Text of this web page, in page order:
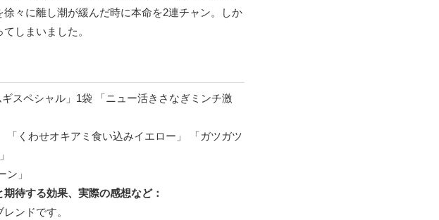
々に離し潮が緩んだ時に本命を2連チャン。しか
しまいました。
スペシャル」1袋 「ニュー活きさなぎミンチ激
「くわせオキアミ食い込みイエロー」 「ガツガツ
ン」
待する効果、実際の感想など：
ンドです。